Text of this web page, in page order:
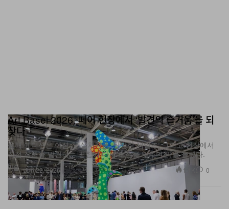
미술
Art Basel 2026, 페어 현장에서 ‘발견의 즐거움’을 되
찾다
올해 에디션은 야심 찬 설치작품, 탄탄한 세일즈, 그리고 현장에서
직접 작품을 발견하는 경험에 다시 초점을 맞추며 막을 올렸다.
Jun 22, 2026 1.1K 0